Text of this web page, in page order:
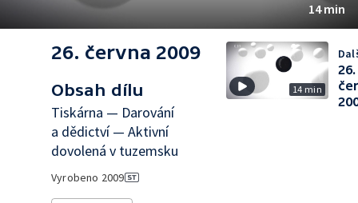
14 min
26. června 2009
Obsah dílu
Tiskárna — Darování
a dědictví — Aktivní
dovolená v tuzemsku
Vyrobeno 2009
14 min
26.